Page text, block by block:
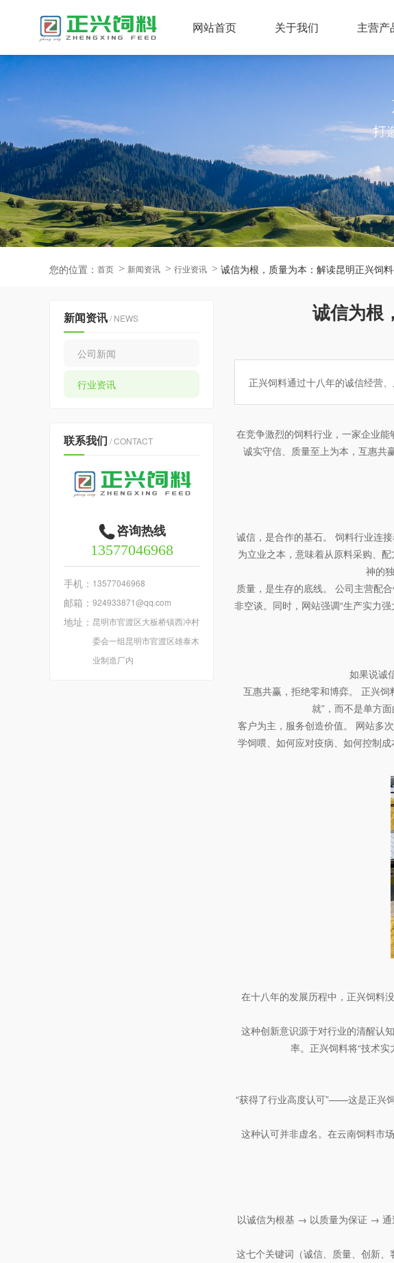
网站首页 关于我们 主营产
您的位置： 首页 新闻资讯 行业资讯 诚信为根，质量为本：解读昆明正兴饲
新闻资讯/ NEWS
公司新闻
行业资讯
联系我们 / CONTACT
咨询热线
13577046968
手机： 13577046968
邮箱： 924933871@qq.com
地址： 昆明市官渡区大板桥镇西冲村
委会一组昆明市官渡区雄泰木
业制造厂内
诚信为根
正兴饲料通过十八年的诚信经营
在竞争激烈的饲料行业，一家企业
诚实守信、质量至上为本，互惠共
诚信，是合作的基石。 饲料行业连
为立业之本，意味着从原料采购、
神的
质量，是生存的底线。 公司主营配
非空谈。同时，网站强调“生产实力
如果说诚
互惠共赢，拒绝零和博弈。 正兴
就”，而不是单方
客户为主，服务创造价值。 网站多
学饲喂、如何应对疫病、如何控制
在十八年的发展历程中，正兴饲料
这种创新意识源于对行业的清醒认
率。正兴饲料将“技术
“获得了行业高度认可”——这是正兴
这种认可并非虚名。在云南饲料市
以诚信为根基 → 以质量为保证 → 通
这七个关键词（诚信、质量、创新